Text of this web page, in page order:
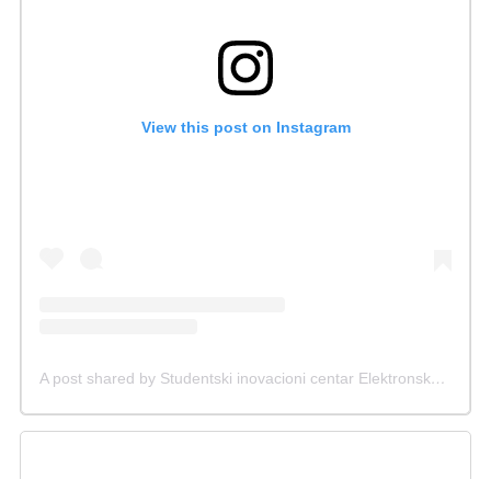
View this post on Instagram
A post shared by Studentski inovacioni centar Elektronskog fakulteta (@sicef.info)